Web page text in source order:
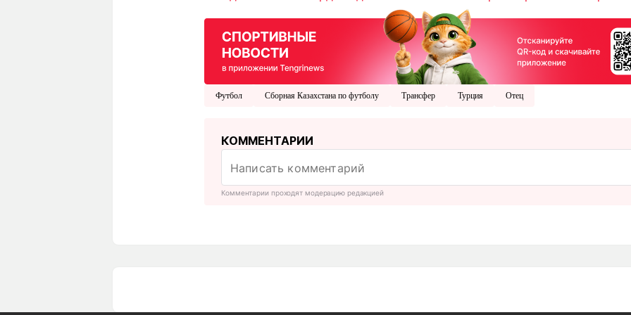
Футбол Сборная Казахстана по футболу Трансфер Турция Отец
КОММЕНТАРИИ
Комментарии проходят модерацию редакцией